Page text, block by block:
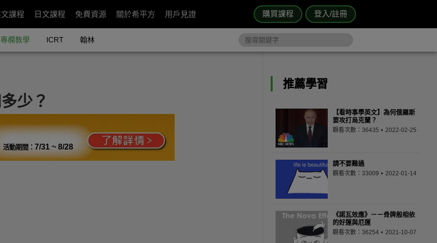
購買課程 登入/註冊
課程 日文課程 免費資源 關於希平方 用戶見證
專欄教學 ICRT 翰林
少？
活動期間： 7/31 ~ 8/28
推薦學習
【看時事學英文】為何俄羅斯
要攻打烏克蘭？
觀看次數：36435 2022-02-25
請不要難過
觀看次數：33009 2022-01-14
《諾瓦效應》－－骨牌般相依
的好運與厄運
觀看次數：36254 2021-10-07